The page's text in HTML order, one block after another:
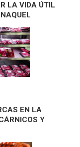
LA VIDA ÚTIL
EN LA
Y